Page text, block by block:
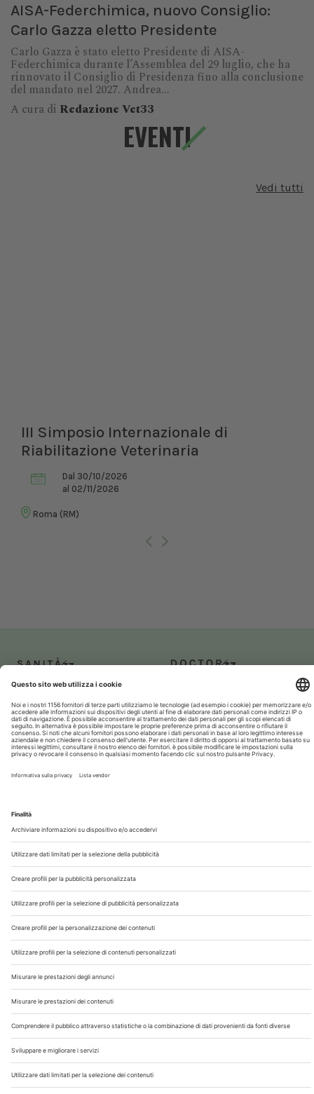
AISA-Federchimica, nuovo Consiglio:
Carlo Gazza eletto Presidente
Carlo Gazza è stato eletto Presidente di AISA-
Federchimica durante l’Assemblea del 29 luglio, che ha
rinnovato il Consiglio di Presidenza fino alla conclusione
del mandato nel 2027. Andrea...
A cura di Redazione Vet33
EVENTI
Vedi tutti
III Simposio Internazionale di
Riabilitazione Veterinaria
Dal 30/10/2026
al 02/11/2026
Roma (RM)
Chi Siamo
Contatti
Note Legali
Privacy